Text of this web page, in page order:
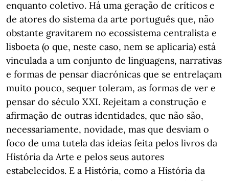
enquanto coletivo. Há uma geração de críticos e
de atores do sistema da arte português que, não
obstante gravitarem no ecossistema centralista e
lisboeta (o que, neste caso, nem se aplicaria) está
vinculada a um conjunto de linguagens, narrativas
e formas de pensar diacrónicas que se entrelaçam
muito pouco, sequer toleram, as formas de ver e
pensar do século XXI. Rejeitam a construção e
afirmação de outras identidades, que não são,
necessariamente, novidade, mas que desviam o
foco de uma tutela das ideias feita pelos livros da
História da Arte e pelos seus autores
estabelecidos. E a História, como a História da